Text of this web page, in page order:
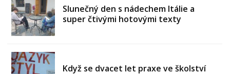
Slunečný den s nádechem Itálie a
super čtivými hotovými texty
Když se dvacet let praxe ve školství